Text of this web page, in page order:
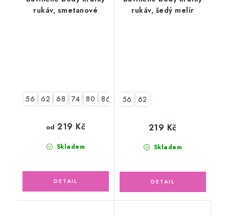
rukáv, smetanové
56 62 68 74 80 86 92
Skladem
od 219 Kč
rukáv, šedý melír
56 62
Skladem
219 Kč